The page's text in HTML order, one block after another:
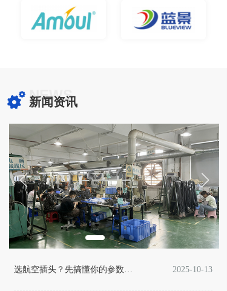
NEWS
新闻资讯
选航空插头？先搞懂你的参数需求！ 2025-10-13